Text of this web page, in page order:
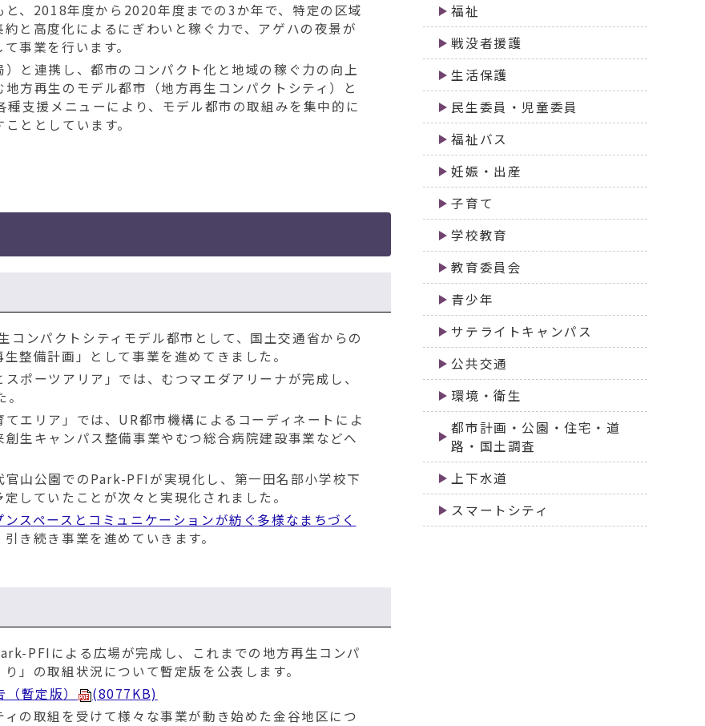
、2018年度から2020年度までの3か年で、特定の区域
と高度化によるにぎわいと稼ぐ力で、アゲハの夜景が
事業を行います。
と連携し、都市のコンパクト化と地域の稼ぐ力の向上
方再生のモデル都市（地方再生コンパクトシティ）と
支援メニューにより、モデル都市の取組みを集中的に
ととしています。
ンパクトシティモデル都市として、国土交通省からの
整備計画」として事業を進めてきました。
ポーツアリア」では、むつマエダアリーナが完成し、
エリア」では、UR都市機構によるコーディネートによ
生キャンパス整備事業やむつ総合病院建設事業などへ
山公園でのPark-PFIが実現化し、第一田名部小学校下
していたことが次々と実現化されました。
ンスペースとコミュニケーションが紡ぐ多様なまちづく
引き続き事業を進めていきます。
PFIによる広場が完成し、これまでの地方再生コンパ
」の取組状況について暫定版を公表します。
暫定版）
(8077KB)
の取組を受けて様々な事業が動き始めた金谷地区につ
福祉
戦没者援護
生活保護
民生委員・児童委員
福祉バス
妊娠・出産
子育て
学校教育
教育委員会
青少年
サテライトキャンパス
公共交通
環境・衛生
都市計画・公園・住宅・道
路・国土調査
上下水道
スマートシティ